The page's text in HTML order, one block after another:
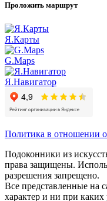
Проложить маршрут
Я.Карты
G.Maps
Я.Навигатор
Политика в отношении
Подоконники из
права защищены.
разрешения запрещено.
Все представленные на
характер и ни при